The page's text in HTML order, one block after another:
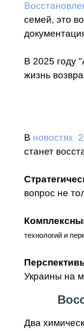
семей, это
В 2025 году
жизнь
В новостях
станет
вопрос не
технологий и
Украины на
Два